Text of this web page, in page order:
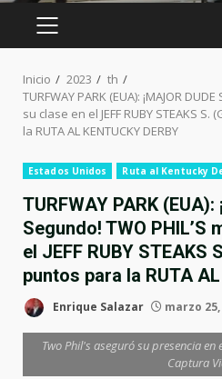
MENÚ
Inicio 2023
th
TURFWAY PARK (EUA): ¡MAJOR
su clase en el JEFF RUBY STEAKS
la RUTA AL KENTUCKY DERBY
Estados Unidos Ruta al Kentucky
TURFWAY PARK (EUA):
Segundo! TWO PHIL’S
el JEFF RUBY STEAKS
puntos para la RUTA AL
Enrique Salazar marzo 25,
Two Phil's aseguró su presencia en
Captura